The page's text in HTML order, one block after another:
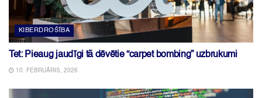
KIBERDROŠĪBA
Tet: Pieaug jaudīgi tā dēvētie “carpet bombing” uzbrukumi
10. FEBRUĀRIS, 2026